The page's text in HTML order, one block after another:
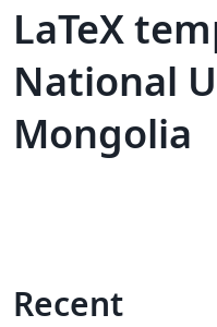
LaTeX
National
Mongolia
Recent